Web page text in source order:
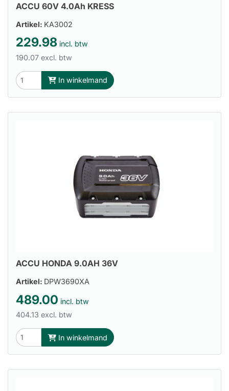
ACCU 60V 4.0Ah KRESS
Artikel: KA3002
229.98 incl. btw
190.07 excl. btw
In winkelmand
ACCU HONDA 9.0AH 36V
Artikel: DPW3690XA
489.00 incl. btw
404.13 excl. btw
In winkelmand